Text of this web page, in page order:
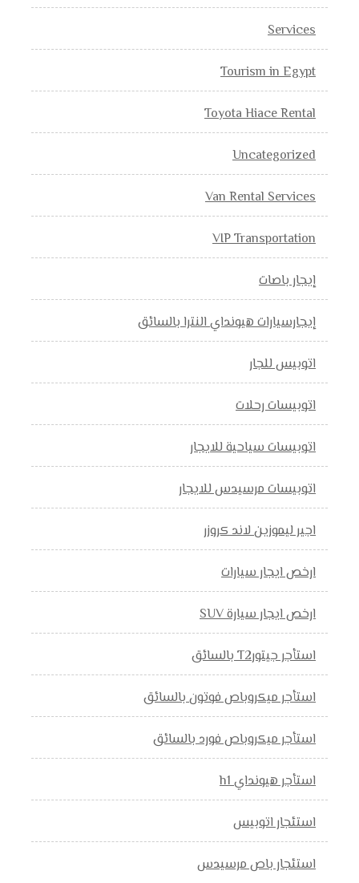
Services
Tourism in Egypt
Toyota Hiace Rental
Uncategorized
Van Rental Services
VIP Transportation
إيجار باصات
إيجارسيارات هيونداي النترا بالسائق
اتوبيس للجار
اتوبيسات رحلات
اتوبيسات سياحية للايجار
اتوبيسات مرسيدس للايجار
اجير ليموزين لاند كروزر
ارخص ايجار سيارات
ارخص ايجار سيارة SUV
استأجر جيتورT2 بالسائق
استأجر ميكروباص فوتون بالسائق
استأجر ميكروباص فورد بالسائق
استأجر هيونداي h1
استئجار اتوبيس
استئجار باص مرسيدس